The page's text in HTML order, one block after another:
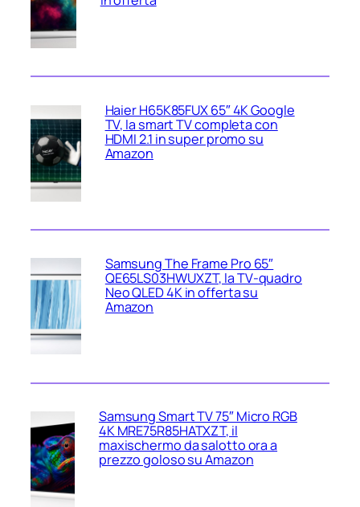
Haier H65K85FUX 65″ 4K Google
TV, la smart TV completa con
HDMI 2.1 in super promo su
Amazon
Samsung The Frame Pro 65″
QE65LS03HWUXZT, la TV‑quadro
Neo QLED 4K in offerta su
Amazon
Samsung Smart TV 75″ Micro RGB
4K MRE75R85HATXZT, il
maxischermo da salotto ora a
prezzo goloso su Amazon